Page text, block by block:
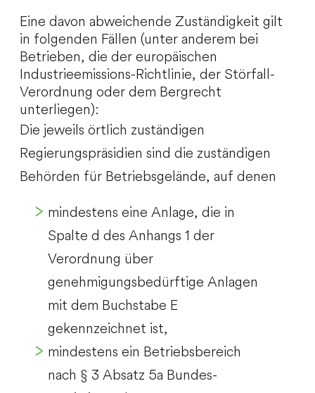
Eine davon abweichende Zuständigkeit gilt
in folgenden Fällen (unter anderem bei
Betrieben, die der europäischen
Industrieemissions-Richtlinie, der Störfall-
Verordnung oder dem Bergrecht
unterliegen):
Die jeweils örtlich zuständigen
Regierungspräsidien sind die zuständigen
Behörden für Betriebsgelände, auf denen
mindestens eine Anlage, die in
Spalte d des Anhangs 1 der
Verordnung über
genehmigungsbedürftige Anlagen
mit dem Buchstabe E
gekennzeichnet ist,
mindestens ein Betriebsbereich
nach § 3 Absatz 5a Bundes-